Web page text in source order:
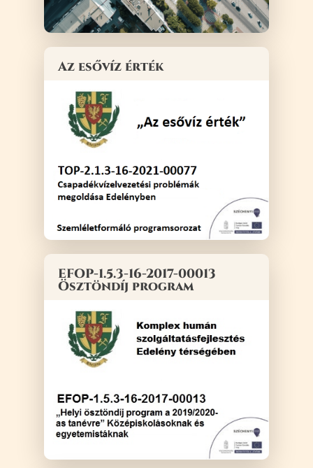
Az esővíz érték
EFOP-1.5.3-16-2017-00013
Ösztöndíj program